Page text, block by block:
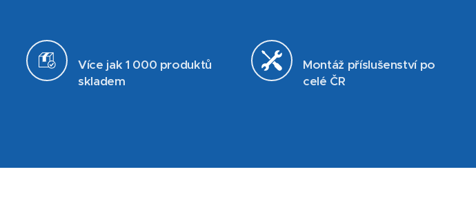
Více jak 1 000 produktů
skladem
Montáž příslušenství po
celé ČR